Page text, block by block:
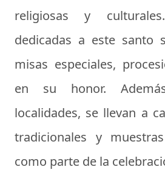
religiosas y
dedicadas a este santo
misas especiales,
en su honor.
localidades, se llevan a
tradicionales y
como parte de la